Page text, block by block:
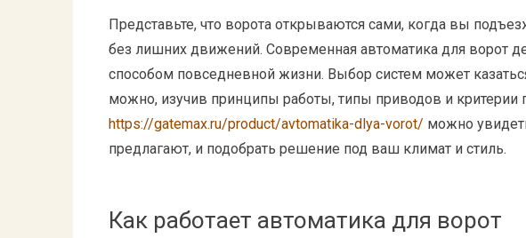
Представьте, что ворота открываются сами, когда вы
без лишних движений. Современная автоматика для ворот
способом повседневной жизни. Выбор систем может
можно, изучив принципы работы, типы приводов и критерии
https://gatemax.ru/product/avtomatika-dlya-vorot/ можно
предлагают, и подобрать решение под ваш климат и стиль.
Как работает автоматика для ворот